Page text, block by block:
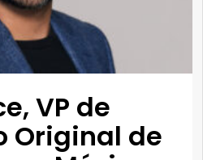
VP de
Original de